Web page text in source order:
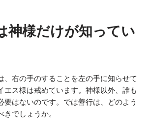
神様だけが知ってい
、右の手のすることを左の手に知らせて
エス様は戒めています。神様以外、誰も
要はないのです。では善行は、どのよう
でしょうか。